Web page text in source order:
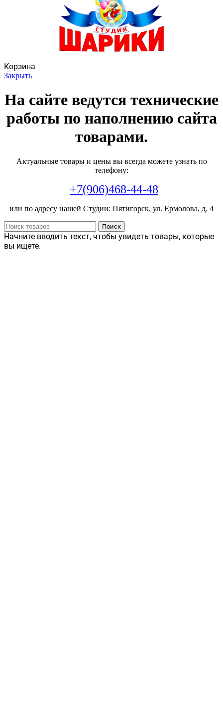
Корзина
Закрыть
На сайте ведутся технические
работы по наполнению сайта
товарами.
Актуальные товары и цены вы всегда можете узнать по
телефону:
+7(906)468-44-48
или по адресу нашей Студии: Пятигорск, ул. Ермолова, д. 4
Поиск
Начните вводить текст, чтобы увидеть товары, которые
вы ищете.